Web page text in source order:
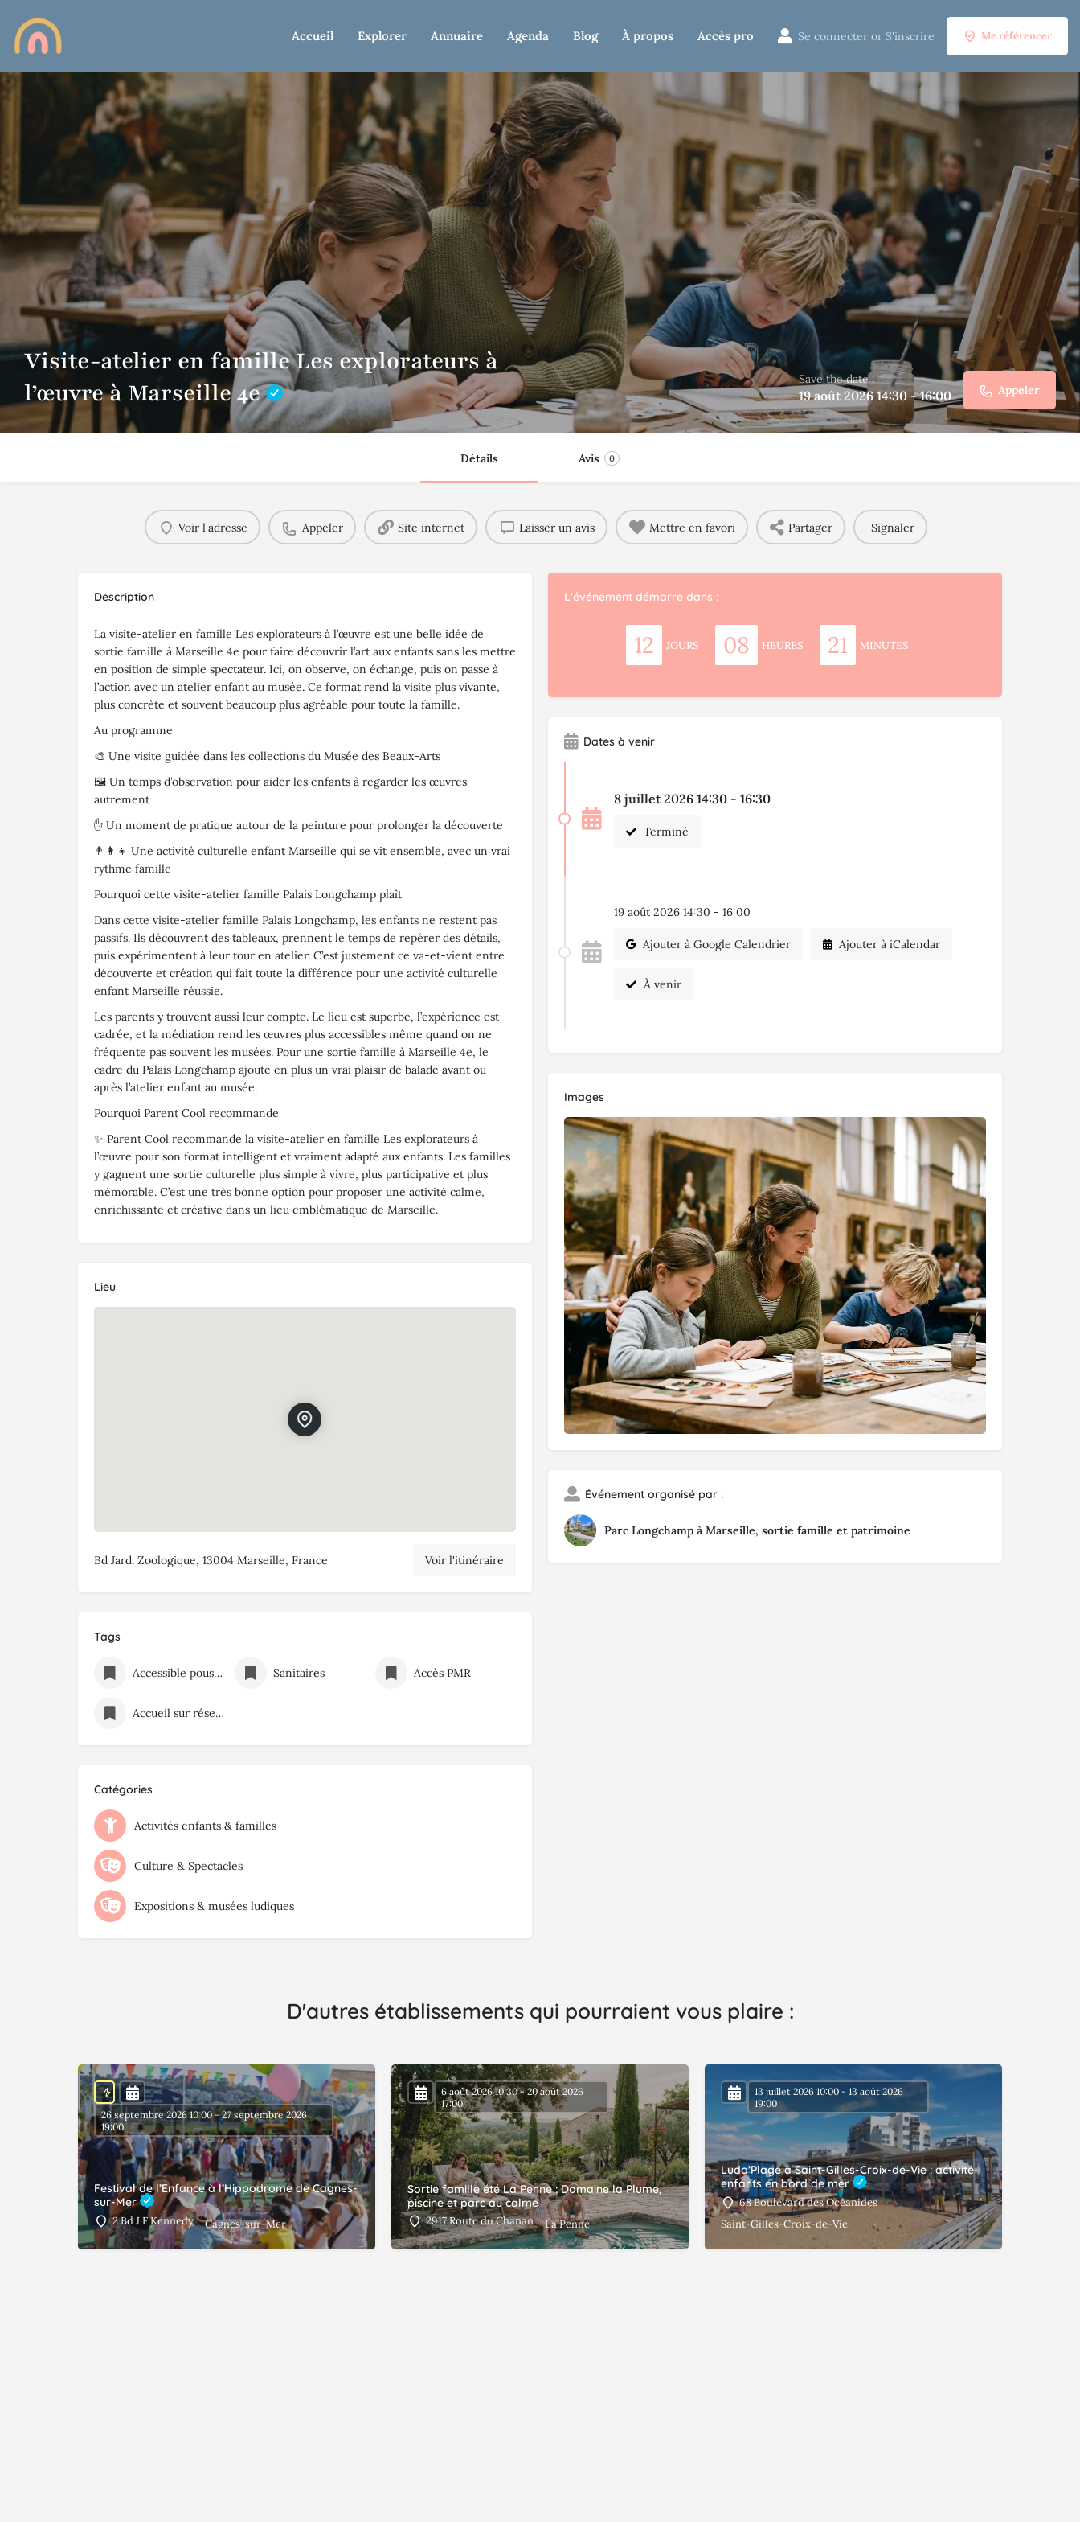
Accueil Explorer Annuaire Agenda Blog À propos Accès pro Se connecter or S'inscrire Me référencer
Visite-atelier en famille Les explorateurs à
l’œuvre à Marseille 4e
Save the date :
19 août 2026 14:30 - 16:00 Appeler
Détails Avis 0
Voir l'adresse Appeler Site internet Laisser un avis Mettre en favori Partager Signaler
Description
La visite-atelier en famille Les explorateurs à l’œuvre est une belle idée de
sortie famille à Marseille 4e pour faire découvrir l’art aux enfants sans les mettre
en position de simple spectateur. Ici, on observe, on échange, puis on passe à
l’action avec un atelier enfant au musée. Ce format rend la visite plus vivante,
plus concrète et souvent beaucoup plus agréable pour toute la famille.
Au programme
🎨 Une visite guidée dans les collections du Musée des Beaux-Arts
🖼️ Un temps d’observation pour aider les enfants à regarder les œuvres
autrement
✋ Un moment de pratique autour de la peinture pour prolonger la découverte
👨‍👩‍👧 Une activité culturelle enfant Marseille qui se vit ensemble, avec un vrai
rythme famille
Pourquoi cette visite-atelier famille Palais Longchamp plaît
Dans cette visite-atelier famille Palais Longchamp, les enfants ne restent pas
passifs. Ils découvrent des tableaux, prennent le temps de repérer des détails,
puis expérimentent à leur tour en atelier. C’est justement ce va-et-vient entre
découverte et création qui fait toute la différence pour une activité culturelle
enfant Marseille réussie.
Les parents y trouvent aussi leur compte. Le lieu est superbe, l’expérience est
cadrée, et la médiation rend les œuvres plus accessibles même quand on ne
fréquente pas souvent les musées. Pour une sortie famille à Marseille 4e, le
cadre du Palais Longchamp ajoute en plus un vrai plaisir de balade avant ou
après l’atelier enfant au musée.
Pourquoi Parent Cool recommande
✨ Parent Cool recommande la visite-atelier en famille Les explorateurs à
l’œuvre pour son format intelligent et vraiment adapté aux enfants. Les familles
y gagnent une sortie culturelle plus simple à vivre, plus participative et plus
mémorable. C’est une très bonne option pour proposer une activité calme,
enrichissante et créative dans un lieu emblématique de Marseille.
Lieu
Bd Jard. Zoologique, 13004 Marseille, France Voir l'itinéraire
Tags
Accessible poussette Sanitaires Accès PMR
Accueil sur réservation
Catégories
Activités enfants & familles
Culture & Spectacles
Expositions & musées ludiques
L'événement démarre dans :
12 JOURS 08 HEURES 21 MINUTES
Dates à venir
8 juillet 2026 14:30 - 16:30
Terminé
19 août 2026 14:30 - 16:00
Ajouter à Google Calendrier Ajouter à iCalendar
À venir
Images
Événement organisé par :
Parc Longchamp à Marseille, sortie famille et patrimoine
D'autres établissements qui pourraient vous plaire :
Festival de l’Enfance à l’Hippodrome de Cagnes-
sur-Mer
2 Bd J F Kennedy Cagnes-sur-Mer
26 septembre 2026 10:00 - 27 septembre 2026
19:00
Sortie famille été La Penne : Domaine la Plume,
piscine et parc au calme
2917 Route du Chanan La Penne
6 août 2026 10:30 - 20 août 2026
17:00
Ludo’Plage à Saint-Gilles-Croix-de-Vie : activité
enfants en bord de mer
68 Boulevard des Océanides
Saint-Gilles-Croix-de-Vie
13 juillet 2026 10:00 - 13 août 2026
19:00